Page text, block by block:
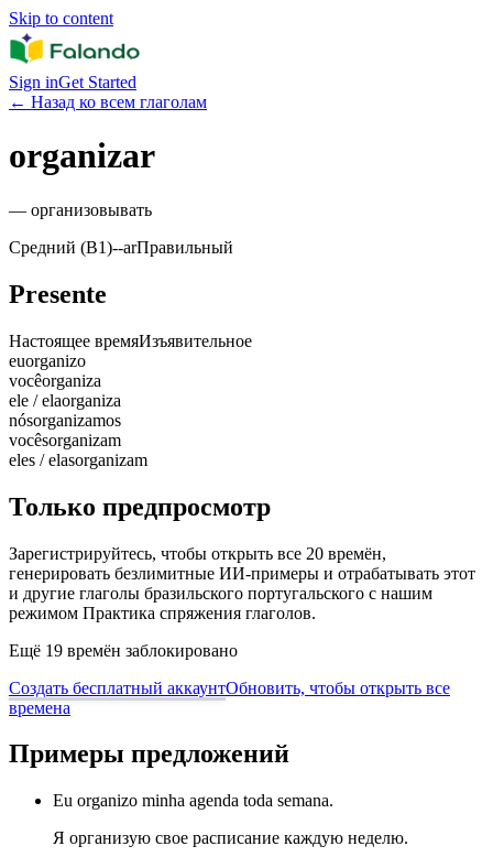
Skip to content
Sign inGet Started
← Назад ко всем глаголам
organizar
— организовывать
Средний (B1)--arПравильный
Presente
Настоящее времяИзъявительное
euorganizo
vocêorganiza
ele / elaorganiza
nósorganizamos
vocêsorganizam
eles / elasorganizam
Только предпросмотр
Зарегистрируйтесь, чтобы открыть все 20 времён,
генерировать безлимитные ИИ-примеры и отрабатывать этот
и другие глаголы бразильского португальского с нашим
режимом Практика спряжения глаголов.
Ещё 19 времён заблокировано
Создать бесплатный аккаунтОбновить, чтобы открыть все
времена
Примеры предложений
Eu organizo minha agenda toda semana.
Я организую свое расписание каждую неделю.